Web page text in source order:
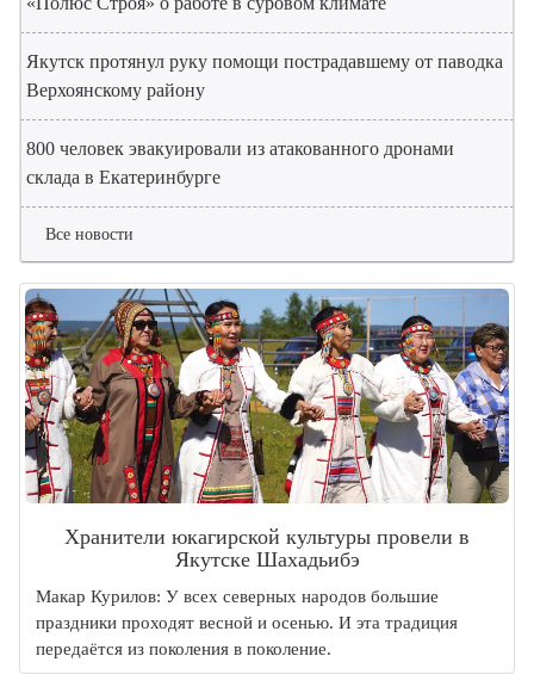
Якутск протянул руку помощи пострадавшему от паводка
Верхоянскому району
800 человек эвакуировали из атакованного дронами
склада в Екатеринбурге
Все новости
Хранители юкагирской культуры провели в
Якутске Шахадьибэ
Макар Курилов: У всех северных народов большие
праздники проходят весной и осенью. И эта традиция
передаётся из поколения в поколение.